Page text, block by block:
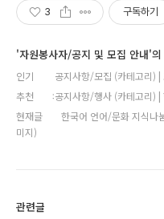
3 구독하기
'자원봉사자/공지 및 모집 안내'의
인기
공지사항/모집 (카테고리)
추천
공지사항/행사 (카테고리)
현재글
한국어 언어/문화 지식나
미지)
관련글